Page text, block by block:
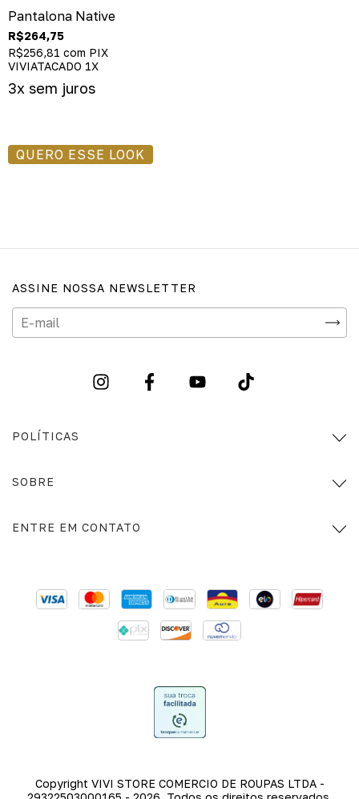
Pantalona Native
R$264,75
R$256,81 com PIX
VIVIATACADO 1X
QUERO ESSE LOOK
ASSINE NOSSA NEWSLETTER
POLÍTICAS
SOBRE
ENTRE EM CONTATO
Copyright VIVI STORE COMERCIO DE ROUPAS LTDA -